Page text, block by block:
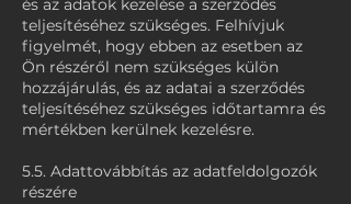
és az adatok kezelése a szerződés
teljesítéséhez szükséges. Felhívjuk
figyelmét, hogy ebben az esetben az
Ön részéről nem szükséges külön
hozzájárulás, és az adatai a szerződés
teljesítéséhez szükséges időtartamra és
mértékben kerülnek kezelésre.
5.5. Adattovábbítás az adatfeldolgozók
részére